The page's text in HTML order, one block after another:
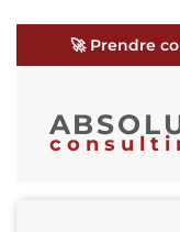
🚀 Prendre